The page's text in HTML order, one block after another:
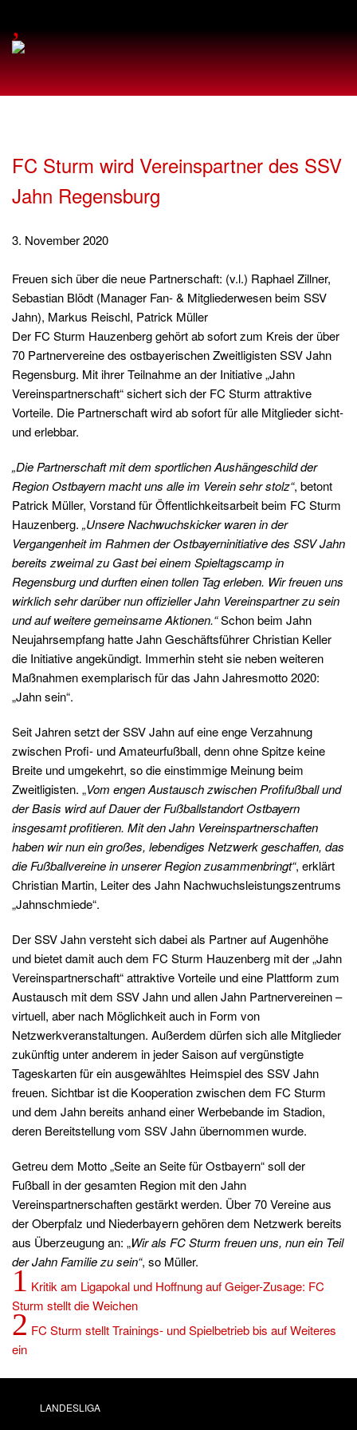
,
FC Sturm wird Vereinspartner des SSV
Jahn Regensburg
3. November 2020
Freuen sich über die neue Partnerschaft: (v.l.) Raphael Zillner,
Sebastian Blödt (Manager Fan- & Mitgliederwesen beim SSV
Jahn), Markus Reischl, Patrick Müller
Der FC Sturm Hauzenberg gehört ab sofort zum Kreis der über
70 Partnervereine des ostbayerischen Zweitligisten SSV Jahn
Regensburg. Mit ihrer Teilnahme an der Initiative „Jahn
Vereinspartnerschaft“ sichert sich der FC Sturm attraktive
Vorteile. Die Partnerschaft wird ab sofort für alle Mitglieder sicht-
und erlebbar.
„Die Partnerschaft mit dem sportlichen Aushängeschild der
Region Ostbayern macht uns alle im Verein sehr stolz“, betont
Patrick Müller, Vorstand für Öffentlichkeitsarbeit beim FC Sturm
Hauzenberg. „Unsere Nachwuchskicker waren in der
Vergangenheit im Rahmen der Ostbayerninitiative des SSV Jahn
bereits zweimal zu Gast bei einem Spieltagscamp in
Regensburg und durften einen tollen Tag erleben. Wir freuen uns
wirklich sehr darüber nun offizieller Jahn Vereinspartner zu sein
und auf weitere gemeinsame Aktionen.“Schon beim Jahn
Neujahrsempfang hatte Jahn Geschäftsführer Christian Keller
die Initiative angekündigt. Immerhin steht sie neben weiteren
Maßnahmen exemplarisch für das Jahn Jahresmotto 2020:
„Jahn sein“.
Seit Jahren setzt der SSV Jahn auf eine enge Verzahnung
zwischen Profi- und Amateurfußball, denn ohne Spitze keine
Breite und umgekehrt, so die einstimmige Meinung beim
Zweitligisten. „Vom engen Austausch zwischen Profifußball und
der Basis wird auf Dauer der Fußballstandort Ostbayern
insgesamt profitieren. Mit den Jahn Vereinspartnerschaften
haben wir nun ein großes, lebendiges Netzwerk geschaffen, das
die Fußballvereine in unserer Region zusammenbringt“, erklärt
Christian Martin, Leiter des Jahn Nachwuchsleistungszentrums
„Jahnschmiede“.
Der SSV Jahn versteht sich dabei als Partner auf Augenhöhe
und bietet damit auch dem FC Sturm Hauzenberg mit der „Jahn
Vereinspartnerschaft“ attraktive Vorteile und eine Plattform zum
Austausch mit dem SSV Jahn und allen Jahn Partnervereinen –
virtuell, aber nach Möglichkeit auch in Form von
Netzwerkveranstaltungen. Außerdem dürfen sich alle Mitglieder
zukünftig unter anderem in jeder Saison auf vergünstigte
Tageskarten für ein ausgewähltes Heimspiel des SSV Jahn
freuen. Sichtbar ist die Kooperation zwischen dem FC Sturm
und dem Jahn bereits anhand einer Werbebande im Stadion,
deren Bereitstellung vom SSV Jahn übernommen wurde.
Getreu dem Motto „Seite an Seite für Ostbayern“ soll der
Fußball in der gesamten Region mit den Jahn
Vereinspartnerschaften gestärkt werden. Über 70 Vereine aus
der Oberpfalz und Niederbayern gehören dem Netzwerk bereits
aus Überzeugung an: „Wir als FC Sturm freuen uns, nun ein Teil
der Jahn Familie zu sein“, so Müller.
1 Kritik am Ligapokal und Hoffnung auf Geiger-Zusage: FC
Sturm stellt die Weichen
2 FC Sturm stellt Trainings- und Spielbetrieb bis auf Weiteres
ein
LANDESLIGA